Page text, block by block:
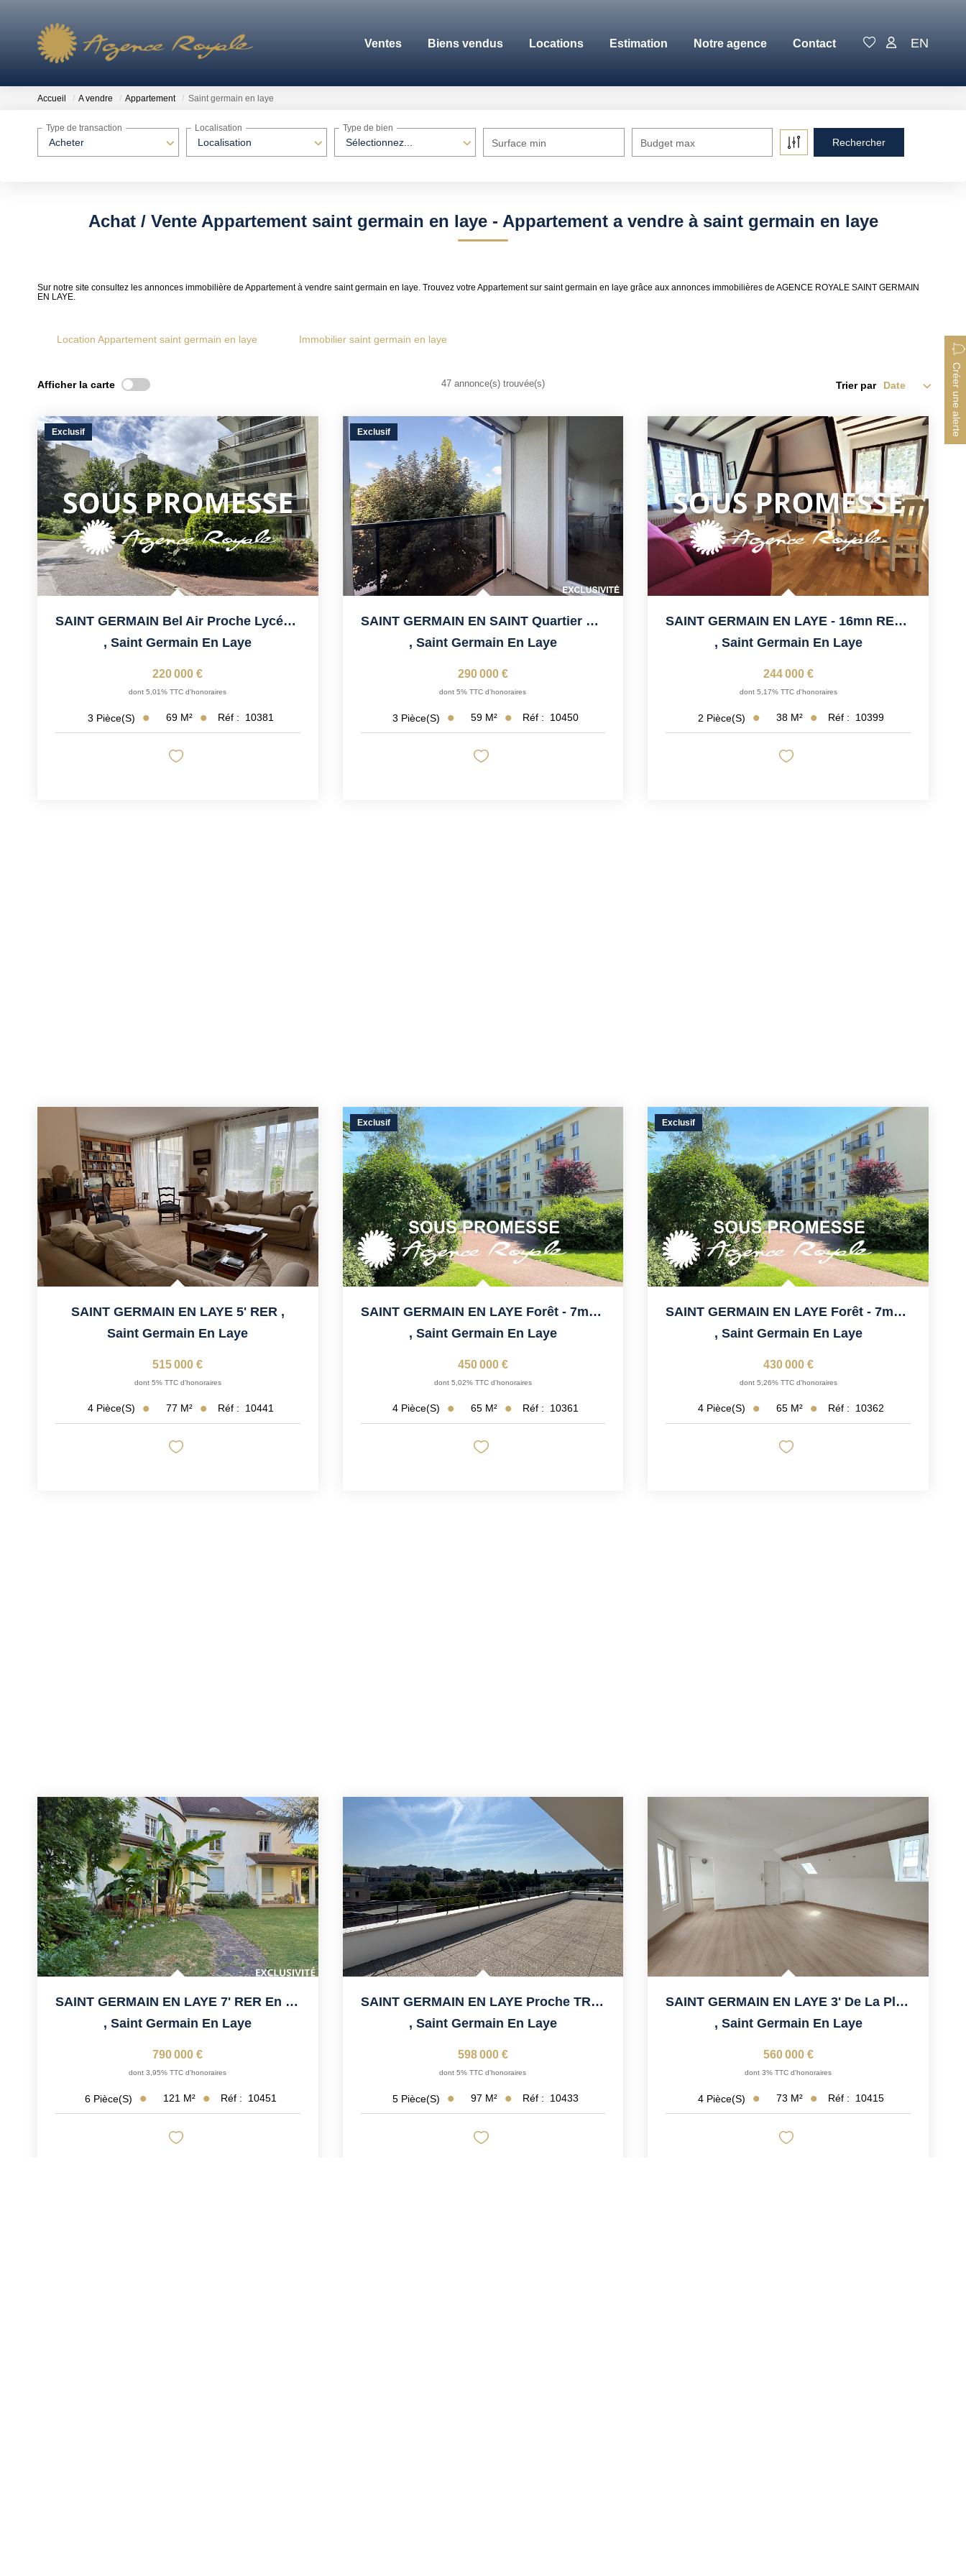
Ventes Biens vendus Locations Estimation Notre agence Contact EN
Accueil A vendre Appartement Saint germain en laye
Acheter
Type de transaction
Localisation
Localisation
Sélectionnez...
Type de bien
Surface min Budget max
Achat / Vente Appartement saint germain en laye - Appartement a vendre à saint germain en laye
Sur notre site consultez les annonces immobilière de Appartement à vendre saint germain en laye. Trouvez votre Appartement sur saint germain en laye grâce aux annonces immobilières de AGENCE ROYALE SAINT GERMAIN
EN LAYE.
Location Appartement saint germain en laye Immobilier saint germain en laye
Créer une alerte
Afficher la carte 47 annonce(s) trouvée(s) Trier par
Exclusif
SAINT GERMAIN Bel Air Proche Lycée International, TRAM À 3'
,Saint Germain En Laye
220 000 €
dont 5,01% TTC d'honoraires
3 Pièce(s) 69 M² Réf : 10381
Exclusif
SAINT GERMAIN EN SAINT Quartier Schnapper
, Saint Germain En Laye
290 000 €
dont 5% TTC d'honoraires
3 Pièce(s) 59 M² Réf : 10450
SAINT GERMAIN EN LAYE - 16mn RER, Calme, Bus Sur Place Pour...
, Saint Germain En Laye
244 000 €
dont 5,17% TTC d'honoraires
2 Pièce(s) 38 M² Réf : 10399
SAINT GERMAIN EN LAYE 5' RER ,
Saint Germain En Laye
515 000 €
dont 5% TTC d'honoraires
4 Pièce(s) 77 M² Réf : 10441
Exclusif
SAINT GERMAIN EN LAYE Forêt - 7mn RER
, Saint Germain En Laye
450 000 €
dont 5,02% TTC d'honoraires
4 Pièce(s) 65 M² Réf : 10361
Exclusif
SAINT GERMAIN EN LAYE Forêt - 7mn RER
, Saint Germain En Laye
430 000 €
dont 5,26% TTC d'honoraires
4 Pièce(s) 65 M² Réf : 10362
SAINT GERMAIN EN LAYE 7' RER En Lisière De Forêt
,Saint Germain En Laye
790 000 €
dont 3,95% TTC d'honoraires
6 Pièce(s) 121 M² Réf : 10451
SAINT GERMAIN EN LAYE Proche TRAM Et Lycée International
, Saint Germain En Laye
598 000 €
dont 5% TTC d'honoraires
5 Pièce(s) 97 M² Réf : 10433
SAINT GERMAIN EN LAYE 3' De La Place Du Marché
, Saint Germain En Laye
560 000 €
dont 3% TTC d'honoraires
4 Pièce(s) 73 M² Réf : 10415